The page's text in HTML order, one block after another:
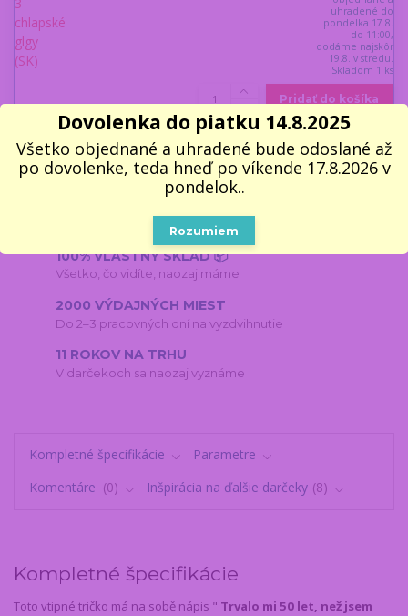
uhradené do
pondelka 17.8.
do 11:00,
dodáme najskôr
19.8. v stredu.
Skladom 1 ks
Pridať do košíka
RÝCHLA EXPEDÍCIA⚡
100% VLASTNÝ SKLAD 📦
Všetko, čo vidíte, naozaj máme
2000 VÝDAJNÝCH MIEST
Do 2–3 pracovných dní na vyzdvihnutie
11 ROKOV NA TRHU
V darčekoch sa naozaj vyznáme
Kompletné špecifikácie
Parametre
Komentáre
0 Inšpirácia na ďalšie darčeky 8
Kompletné špecifikácie
Toto vtipné tričko má na sobě nápis " Trvalo mi 50 let, než jsem
Dovolenka do piatku 14.8.2025
Všetko objednané a uhradené bude odoslané až
po dovolenke, teda hneď po víkende 17.8.2026 v
pondelok..
Rozumiem